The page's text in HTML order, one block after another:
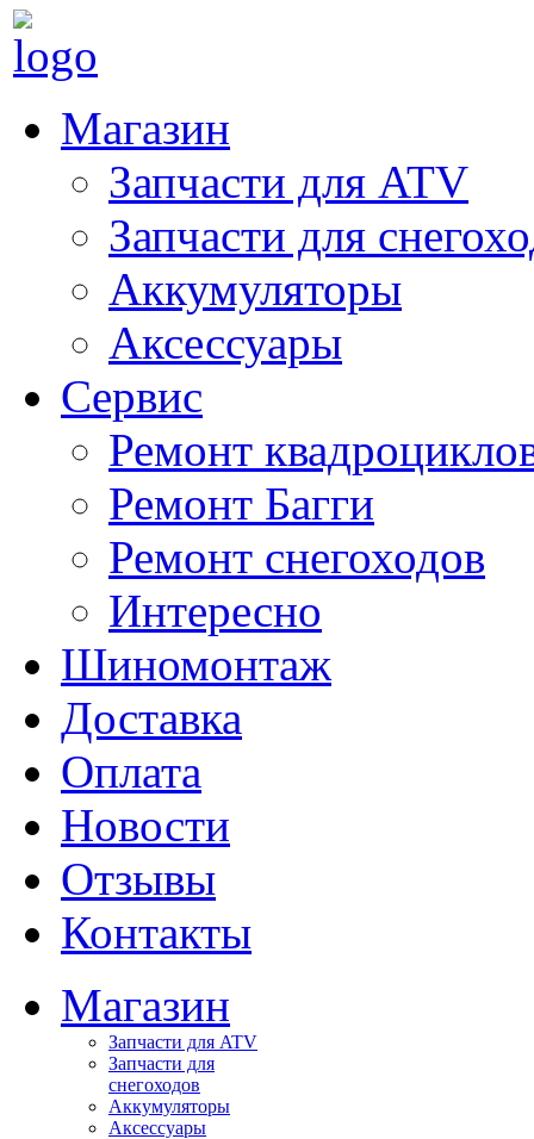
Магазин
Запчасти для ATV
Запчасти для
Аккумуляторы
Аксессуары
Сервис
Ремонт
Ремонт Багги
Ремонт снегоходов
Интересно
Шиномонтаж
Доставка
Оплата
Новости
Отзывы
Контакты
Магазин
Запчасти для ATV
Запчасти для
снегоходов
Аккумуляторы
Аксессуары